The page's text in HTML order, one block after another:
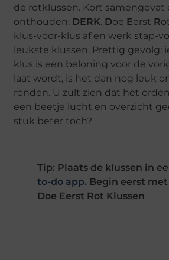
de rotklussen. Kort
onthouden: DERK. Doe Eerst R
klus-voor-klus af en werk stap-
leukste klussen. Prettig gevolg:
klus is een beloning voor de
laat wordt, is het dan nog leuk
ronden. U zult zien dat het
een beetje lucht en overzicht
stuk beter toch?
Tip: Plaats de klussen in
to-do app. Begin eerst met
Doe Eerst Rot Klussen